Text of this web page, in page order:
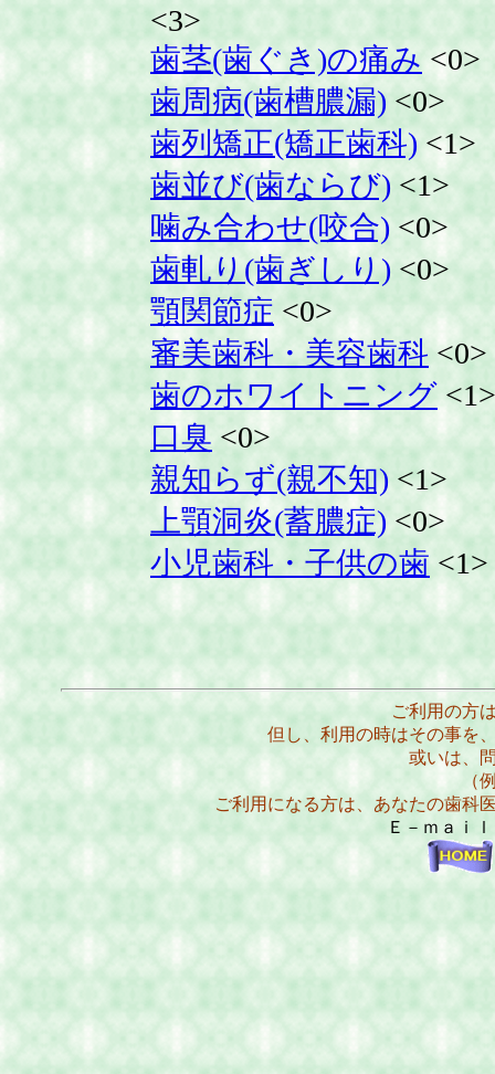
<3>
歯茎(歯ぐき)の痛み<0>
歯周病(歯槽膿漏) <0>
歯列矯正(矯正歯科) <1>
歯並び(歯ならび) <1>
噛み合わせ(咬合) <0>
歯軋り(歯ぎしり) <0>
顎関節症 <0>
審美歯科・美容歯科 <0>
歯のホワイトニング <1>
口臭 <0>
親知らず(親不知) <1>
上顎洞炎(蓄膿症)<0>
小児歯科・子供の歯 <1>
ご利用の方
但し、利用の時はその事を
或いは、
（
ご利用になる方は、あなたの歯科
Ｅ－ｍａｉ